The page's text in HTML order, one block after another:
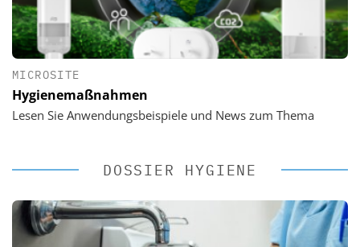
MICROSITE
Hygienemaßnahmen
Lesen Sie Anwendungsbeispiele und News zum Thema
DOSSIER HYGIENE